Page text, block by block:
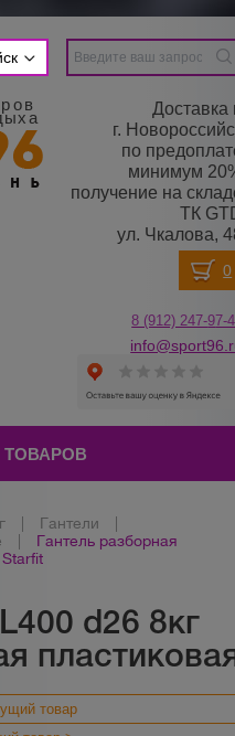
Доставка
г.
по
минимум
получение на
ТК
ул. Чкалова,
8 (912) 247-97-
ТОВАРОВ
Гантели
Гантель разборная
d26 8кг
товар